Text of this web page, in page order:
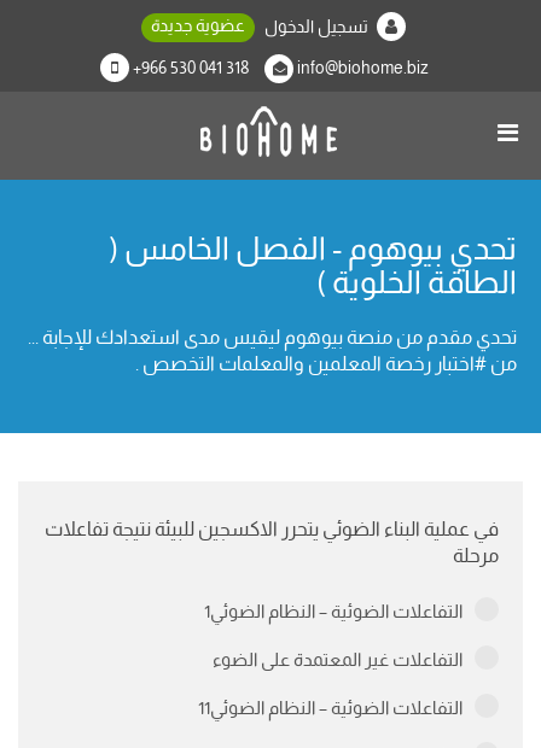
تسجيل الدخول عضوية جديدة
+966 530 041 318 info@biohome.biz
تحدي بيوهوم - الفصل الخامس (
الطاقة الخلوية )
تحدي مقدم من منصة بيوهوم ليقيس مدى استعدادك للإجابة ...
من #اختبار رخصة المعلمين والمعلمات التخصص .
في عملية البناء الضوئي يتحرر الاكسجين للبيئة نتيجة تفاعلات
مرحلة
التفاعلات الضوئية – النظام الضوئي1
التفاعلات غير المعتمدة على الضوء
التفاعلات الضوئية – النظام الضوئي11